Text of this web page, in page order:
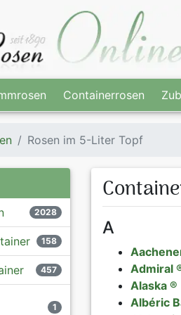
Containerrosen
Rosen im 5-Liter Topf
2028
158
457
1
A
Admiral
Alaska ®
Albéric